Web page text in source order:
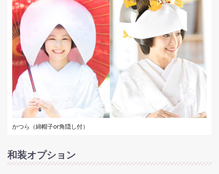
かつら（綿帽子or角隠し付）
和装オプション